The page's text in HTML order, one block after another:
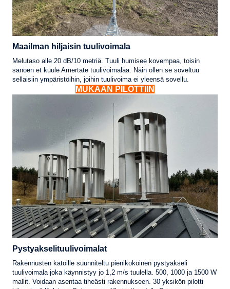
Maailman hiljaisin tuulivoimala
Melutaso alle 20 dB/10 metriä. Tuuli humisee kovempaa, toisin
sanoen et kuule Amertate tuulivoimalaa. Näin ollen se soveltuu
sellaisiin ympäristöihin, joihin tuulivoima ei yleensä sovellu.
MUKAAN PILOTTIIN
Pystyakselituulivoimalat
Rakennusten katoille suunniteltu pienikokoinen pystyakseli
tuulivoimala joka käynnistyy jo 1,2 m/s tuulella. 500, 1000 ja 1500 W
mallit. Voidaan asentaa tiheästi rakennukseen. 30 yksikön pilotti